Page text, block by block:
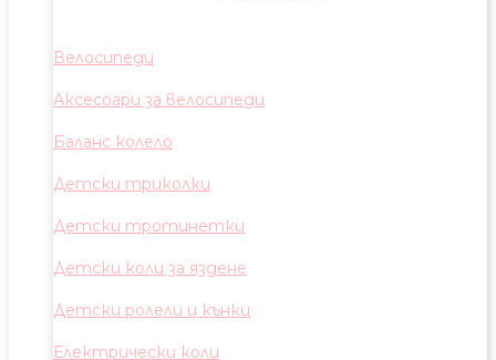
Велосипеди
Аксесоари за велосипеди
Баланс колело
Детски триколки
Детски тротинетки
Детски коли за яздене
Детски ролели и кънки
Електрически коли